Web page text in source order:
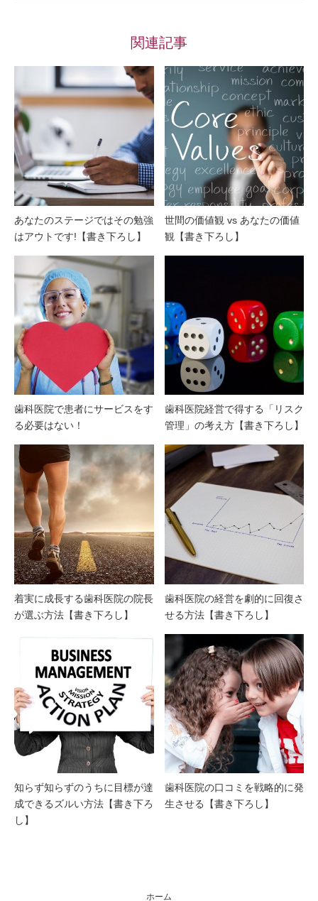
関連記事
あなたのステージではその勉強
はアウトです!【書き下ろし】
世間の価値観 vs あなたの価値
観【書き下ろし】
歯科医院で患者にサービスをす
る必要はない！
歯科医院経営で得する「リスク
管理」の考え方【書き下ろし】
着実に成長する歯科医院の院長
が選ぶ方法【書き下ろし】
歯科医院の経営を劇的に回復さ
せる方法【書き下ろし】
知らず知らずのうちに目標が達
成できるズルい方法【書き下ろ
し】
歯科医院の口コミを戦略的に発
生させる【書き下ろし】
ホーム